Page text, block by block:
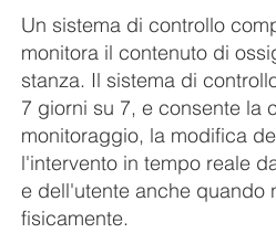
Un sistema di controllo
monitora il contenuto di
stanza. Il sistema di
7 giorni su 7, e consente la
monitoraggio, la modifica
l'intervento in tempo reale
e dell'utente anche quando
fisicamente.